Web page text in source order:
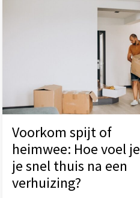
Voorkom spijt of
heimwee: Hoe voel je
je snel thuis na een
verhuizing?